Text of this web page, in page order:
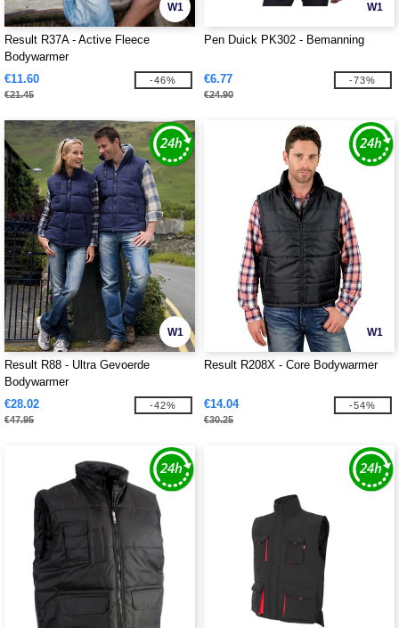
W1
Result R37A - Active Fleece
Bodywarmer
€11.60
€21.45
-46%
W1
Pen Duick PK302 - Bemanning
€6.77
€24.90
-73%
W1
Result R88 - Ultra Gevoerde
Bodywarmer
€28.02
€47.95
-42%
W1
Result R208X - Core Bodywarmer
€14.04
€30.25
-54%